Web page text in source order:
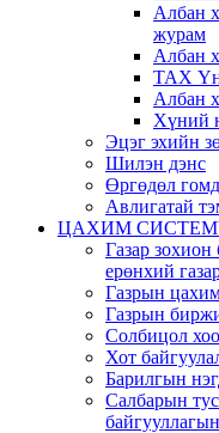
Албан
журам
Албан
ТАХ
Албан
Хүний
Эцэг эхийн
Шилэн дэнс
Өргөдөл
Авлигатай
ЦАХИМ
Газар зохион
ерөнхий
Газрын
Газрын
Солбицол
Хот
Барилгын
Салбарын